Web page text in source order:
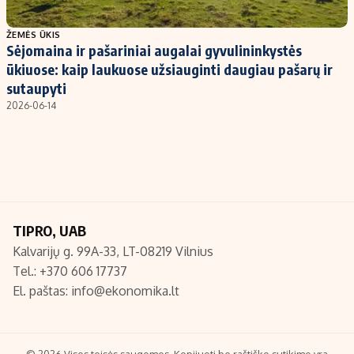
Populiarios temos
Investavimas
Akcijų rinka
Saulės elektrinės
Titulinis
Nedarbo išmokos skaičiuoklė
Redakcija
Apie mus
Redakcijos politika
ŽEMĖS ŪKIS
Sėjomaina ir pašariniai augalai gyvulininkystės
ūkiuose: kaip laukuose užsiauginti daugiau pašarų ir
sutaupyti
2026-06-14
TIPRO, UAB
Kalvarijų g. 99A-33, LT-08219 Vilnius
Tel.: +370 606 17737
El. paštas: info@ekonomika.lt